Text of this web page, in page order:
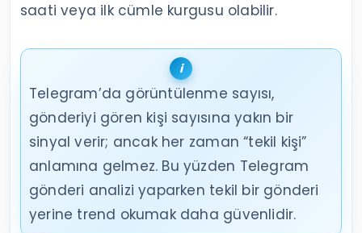
saati veya ilk cümle kurgusu olabilir.
Telegram’da görüntülenme sayısı,
gönderiyi gören kişi sayısına yakın bir
sinyal verir; ancak her zaman “tekil kişi”
anlamına gelmez. Bu yüzden Telegram
gönderi analizi yaparken tekil bir gönderi
yerine trend okumak daha güvenlidir.